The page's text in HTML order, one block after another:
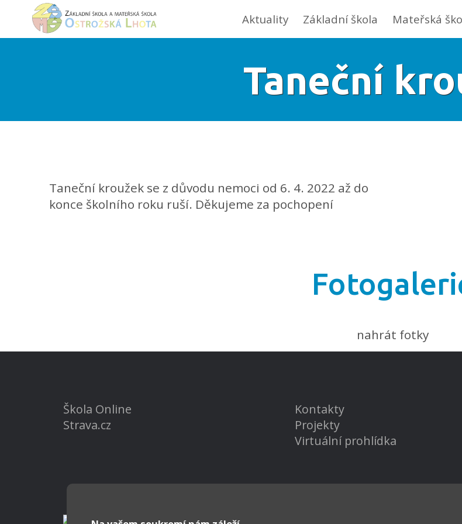
Aktuality Základní škola Mateřská
Taneční
Taneční kroužek se z důvodu nemoci od 6. 4. 2022 až do
konce školního roku ruší. Děkujeme za pochopení
nahrát fotky
Škola Online
Strava.cz
Kontakty
Projekty
Virtuální prohlídka